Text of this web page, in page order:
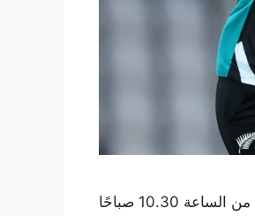
من يلعب من نيوزيلندا وجه اسكتلندا في أول المباريات الثلاث يوم الثلاثاء، بدءًا من الساعة 10.30 صباحًا